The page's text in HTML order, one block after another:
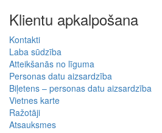
Klientu apkalpošana
Kontakti
Laba sūdzība
Atteikšanās no līguma
Personas datu aizsardzība
Biļetens – personas datu aizsardzība
Vietnes karte
Ražotāji
Atsauksmes